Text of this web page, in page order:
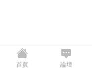
首頁 論壇